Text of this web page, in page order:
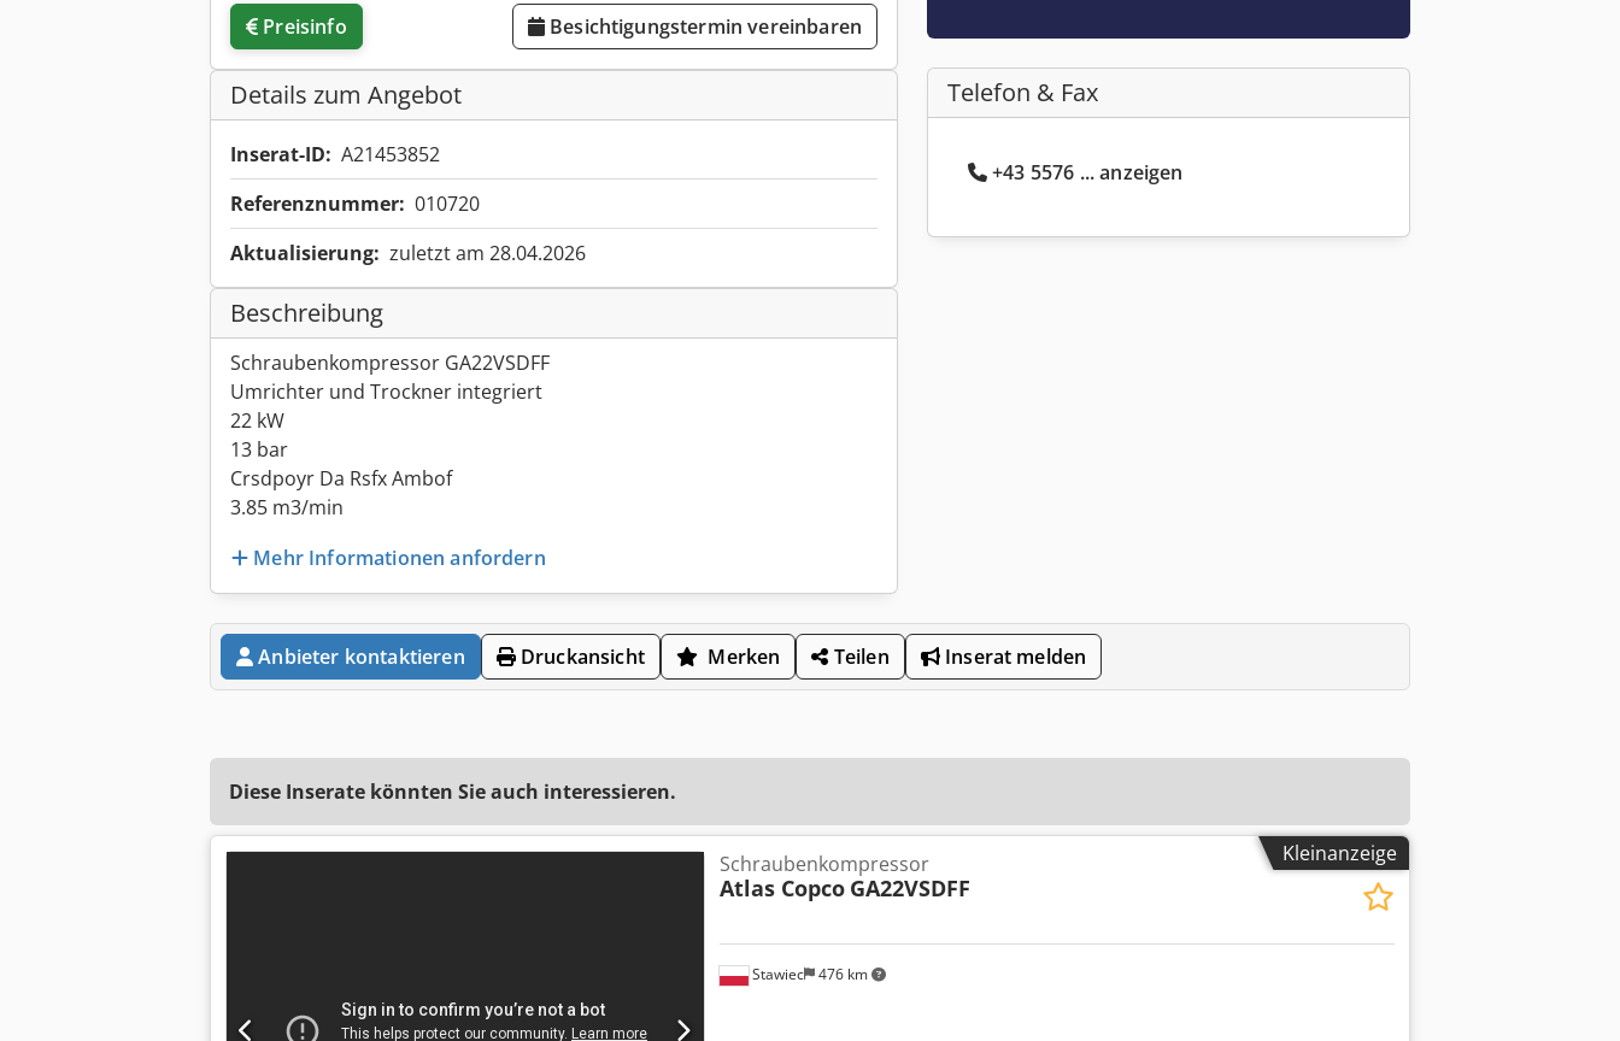
Preisinfo Besichtigungstermin vereinbaren
Details zum Angebot
Inserat-ID: A21453852
Referenznummer: 010720
Aktualisierung: zuletzt am 28.04.2026
Beschreibung
Schraubenkompressor GA22VSDFF
Umrichter und Trockner integriert
22 kW
13 bar
Crsdpoyr Da Rsfx Ambof
3.85 m3/min
Mehr Informationen anfordern
Telefon & Fax
+43 5576 ... anzeigen
Anbieter kontaktieren Druckansicht Merken Teilen Inserat melden
Diese Inserate könnten Sie auch interessieren.
Kleinanzeige
Stawiec 476 km
Schraubenkompressor
Atlas Copco GA22VSDFF